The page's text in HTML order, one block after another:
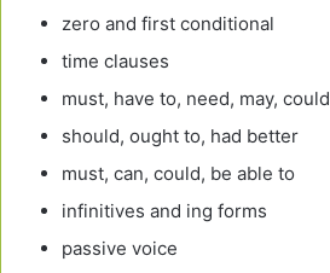
zero and first conditional
time clauses
must, have to, need, may, could
should, ought to, had better
must, can, could, be able to
infinitives and ing forms
passive voice